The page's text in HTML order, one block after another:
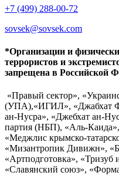
+7 (499) 288-00-72
sovsek@sovsek.com
*Организации и
террористов и
запрещена в Российской
«Правый сектор»,
(УПА),«ИГИЛ», «Джабхат
ан-Нусра», «Джебхат ан-
партия (НБП), «Аль-
«Меджлис крымско-
«Мизантропик Дивижн»,
«Артподготовка»,
«Славянский союз»,